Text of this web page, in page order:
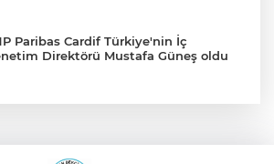
Paribas Cardif Türkiye'nin İç
Direktörü Mustafa Güneş oldu